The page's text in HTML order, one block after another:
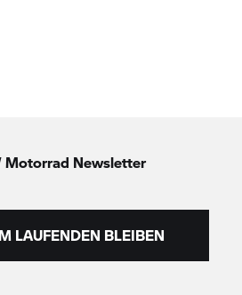
Motorrad Newsletter
LAUFENDEN BLEIBEN